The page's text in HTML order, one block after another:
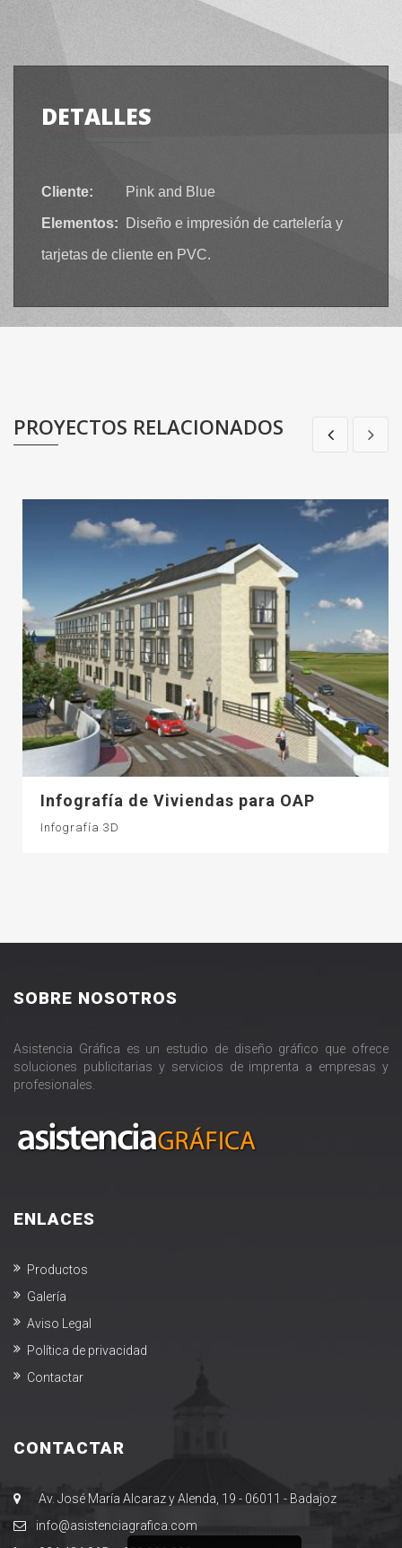
DETALLES
Cliente: Pink and Blue
Elementos: Diseño e impresión de cartelería y
tarjetas de cliente en PVC.
PROYECTOS RELACIONADOS
Infografía de Viviendas para OAP
Infografía 3D
SOBRE NOSOTROS
Asistencia Gráfica es un estudio de diseño gráfico que ofrece
soluciones publicitarias y servicios de imprenta a empresas y
profesionales.
ENLACES
Productos
Galería
Aviso Legal
Política de privacidad
Contactar
CONTACTAR
Av. José María Alcaraz y Alenda, 19 - 06011 - Badajoz
​info@asistenciagrafica.com​